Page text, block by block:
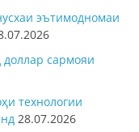
эътимодномаи
сармояи
технологии
28.07.2026